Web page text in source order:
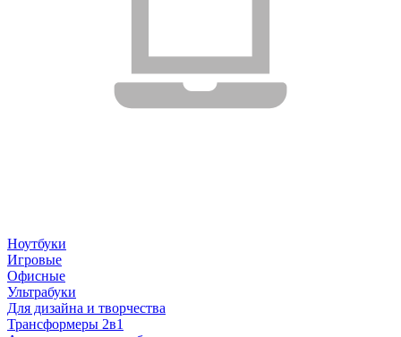
Ноутбуки
Игровые
Офисные
Ультрабуки
Для дизайна и творчества
Трансформеры 2в1